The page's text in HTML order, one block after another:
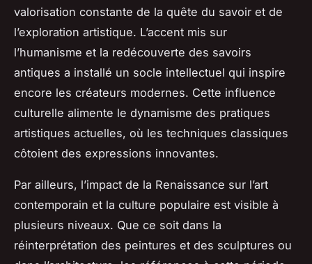
valorisation constante de la quête du savoir et de
l’exploration artistique. L’accent mis sur
l’humanisme et la redécouverte des savoirs
antiques a installé un socle intellectuel qui inspire
encore les créateurs modernes. Cette influence
culturelle alimente le dynamisme des pratiques
artistiques actuelles, où les techniques classiques
côtoient des expressions innovantes.
Par ailleurs, l’impact de la Renaissance sur l’art
contemporain et la culture populaire est visible à
plusieurs niveaux. Que ce soit dans la
réinterprétation des peintures et des sculptures ou